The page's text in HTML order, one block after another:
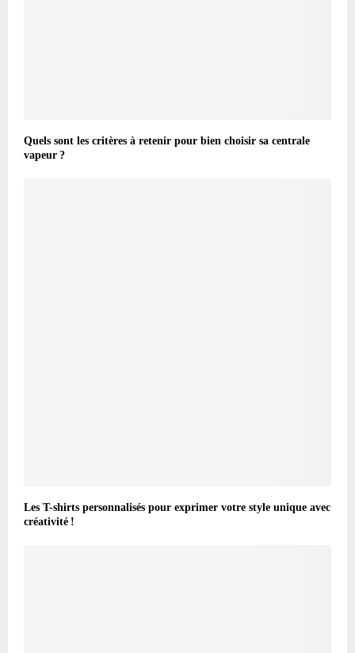
Quels sont les critères à retenir pour bien choisir sa centrale
vapeur ?
Les T-shirts personnalisés pour exprimer votre style unique avec
créativité !